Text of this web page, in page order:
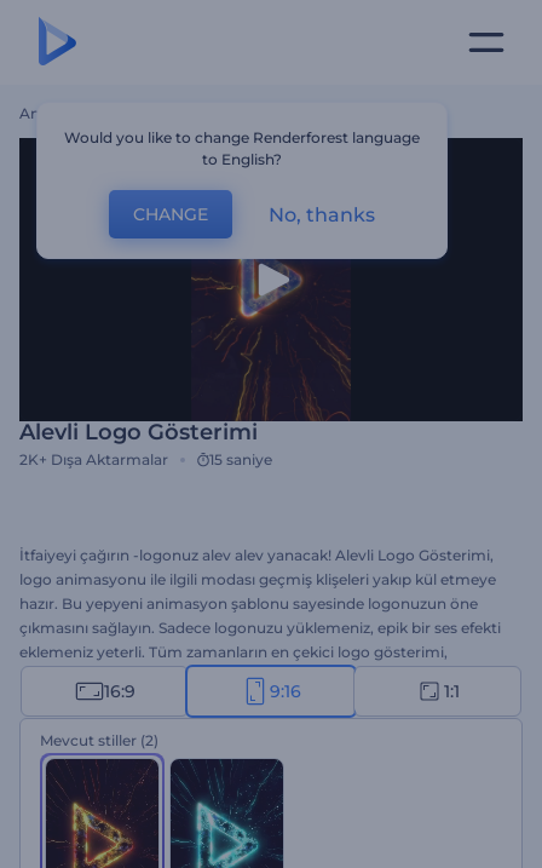
Ana Sayfa
Alevli Logo Gösterimi
2K+ Dışa Aktarmalar 15 saniye
İtfaiyeyi çağırın -logonuz alev alev yanacak! Alevli Logo Gösterimi,
logo animasyonu ile ilgili modası geçmiş klişeleri yakıp kül etmeye
hazır. Bu yepyeni animasyon şablonu sayesinde logonuzun öne
çıkmasını sağlayın. Sadece logonuzu yüklemeniz, epik bir ses efekti
eklemeniz yeterli. Tüm zamanların en çekici logo gösterimi,
indirilmeye hazır! Şirket tanıtımları, sunum açış videoları, TV
reklamları ve daha fazlası için ideal. Hemen tutuşturmaya başlayın.
Üstelik ücretsiz!
16:9 9:16 1:1
Mevcut stiller (2)
Would you like to change Renderforest language
to English?
CHANGE No, thanks